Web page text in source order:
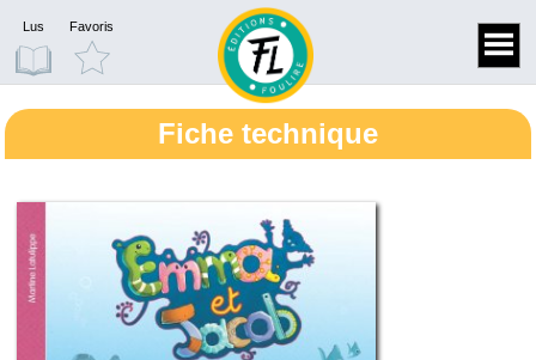
Lus Favoris
Fiche technique